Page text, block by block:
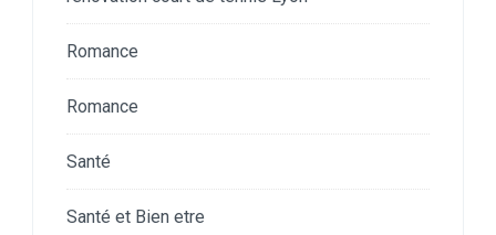
Romance
Romance
Santé
Santé et Bien etre